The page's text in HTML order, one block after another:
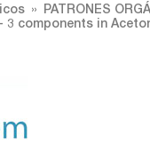
PATRONES
3 components in